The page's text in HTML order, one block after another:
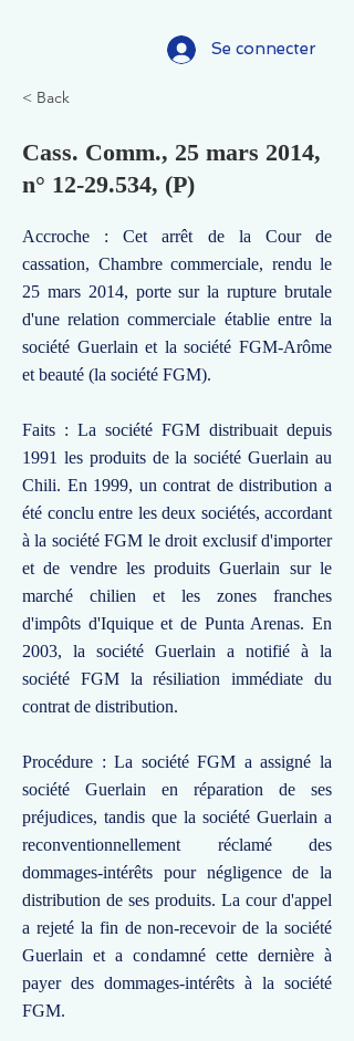
Se connecter
< Back
Cass. Comm., 25 mars 2014,
n° 12-29.534, (P)
Accroche : Cet arrêt de la Cour de
cassation, Chambre commerciale, rendu le
25 mars 2014, porte sur la rupture brutale
d'une relation commerciale établie entre la
société Guerlain et la société FGM-Arôme
et beauté (la société FGM).
Faits : La société FGM distribuait depuis
1991 les produits de la société Guerlain au
Chili. En 1999, un contrat de distribution a
été conclu entre les deux sociétés, accordant
à la société FGM le droit exclusif d'importer
et de vendre les produits Guerlain sur le
marché chilien et les zones franches
d'impôts d'Iquique et de Punta Arenas. En
2003, la société Guerlain a notifié à la
société FGM la résiliation immédiate du
contrat de distribution.
Procédure : La société FGM a assigné la
société Guerlain en réparation de ses
préjudices, tandis que la société Guerlain a
reconventionnellement réclamé des
dommages-intérêts pour négligence de la
distribution de ses produits. La cour d'appel
a rejeté la fin de non-recevoir de la société
Guerlain et a condamné cette dernière à
payer des dommages-intérêts à la société
FGM.